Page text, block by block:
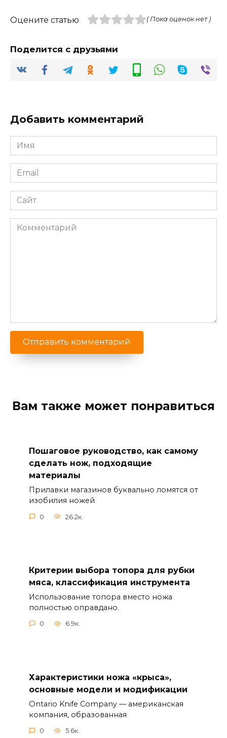
Оцените статью ( Пока оценок нет )
Поделится с друзьями
Добавить комментарий
Имя
*
Email
*
Сайт
Комментарий
Вам также может понравиться
Пошаговое руководство, как самому
сделать нож, подходящие
материалы
Прилавки магазинов буквально ломятся от
изобилия ножей
0 26.2к.
Критерии выбора топора для рубки
мяса, классификация инструмента
Использование топора вместо ножа
полностью оправдано.
0 6.9к.
Характеристики ножа «крыса»,
основные модели и модификации
Ontario Knife Company — американская
компания, образованная
0 5.6к.